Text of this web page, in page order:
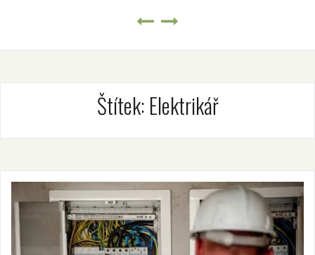
Štítek: Elektrikář